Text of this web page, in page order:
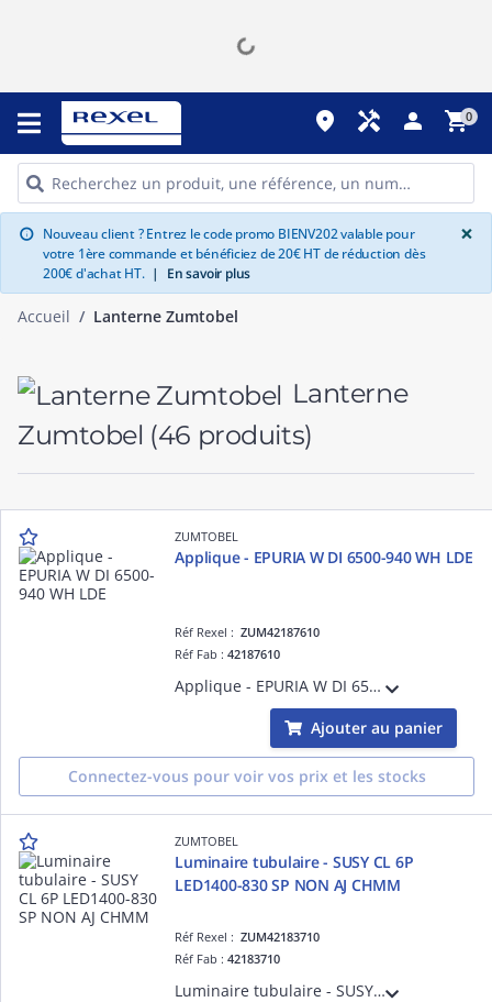
place handyman person shopping_cart0
info Nouveau client ? Entrez le code promo BIENV202 valable pour
votre 1ère commande et bénéficiez de 20€ HT de réduction dès
200€ d'achat HT. | En savoir plus
×
Accueil Lanterne Zumtobel
Lanterne
Zumtobel (46 produits)
ZUMTOBEL
Applique - EPURIA W DI 6500-940 WH LDE
Réf Rexel :ZUM42187610
Réf Fab :42187610
Applique - EPURIA W DI 6500-940 WH LDE - Boîtier de commande pour pilotage de projecteurs LED ¿ 6500 lm ¿ 54.5W ¿ 4000K ¿ Ra>90 ¿ version DALI
Ajouter au panier
Connectez-vous pour voir vos prix et les stocks
ZUMTOBEL
Luminaire tubulaire - SUSY CL 6P
LED1400-830 SP NON AJ CHMM
Réf Rexel :ZUM42183710
Réf Fab :42183710
Luminaire tubulaire - SUSY CL 6P LED1400-830 SP NON AJ CHMM - Projecteur LED pour éclairage de mise en valeur ¿ 4.5 m ¿ 1326 lm ¿ 18W ¿ 30° ¿ 3000K ¿ Ra>80 ¿ IP68